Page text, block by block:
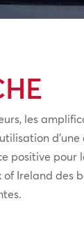
les
positive pour
Ireland des